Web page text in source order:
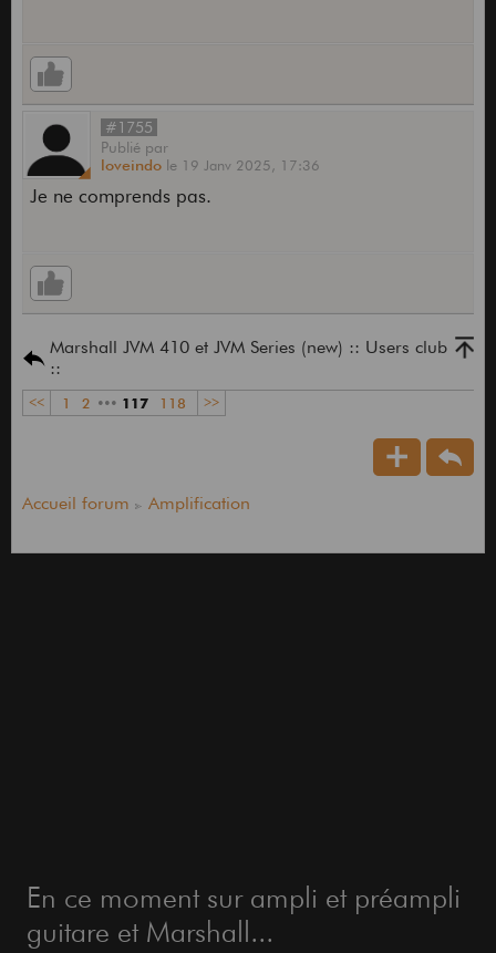
#1755
Publié par
loveindo le 19 Janv 2025, 17:36
Je ne comprends pas.
Marshall JVM 410 et JVM Series (new) :: Users club
::
<< 1 2 ••• 117 118 >>
Accueil forum Amplification
En ce moment sur ampli et préampli
guitare et Marshall...